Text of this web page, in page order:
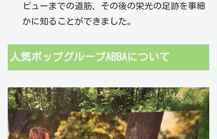
ビューまでの道筋、その後の栄光の足跡を事細
かに知ることができました。
人気ポップグループABBAについて